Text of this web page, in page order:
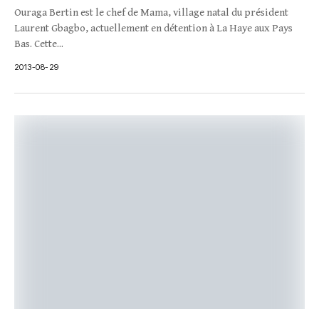
Ouraga Bertin est le chef de Mama, village natal du président
Laurent Gbagbo, actuellement en détention à La Haye aux Pays
Bas. Cette...
2013-08-29